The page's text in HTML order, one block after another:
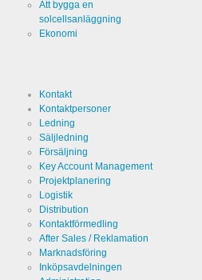
Att bygga en
solcellsanläggning
Ekonomi
Kontakt
Kontaktpersoner
Ledning
Säljledning
Försäljning
Key Account Management
Projektplanering
Logistik
Distribution
Kontaktförmedling
After Sales / Reklamation
Marknadsföring
Inköpsavdelningen